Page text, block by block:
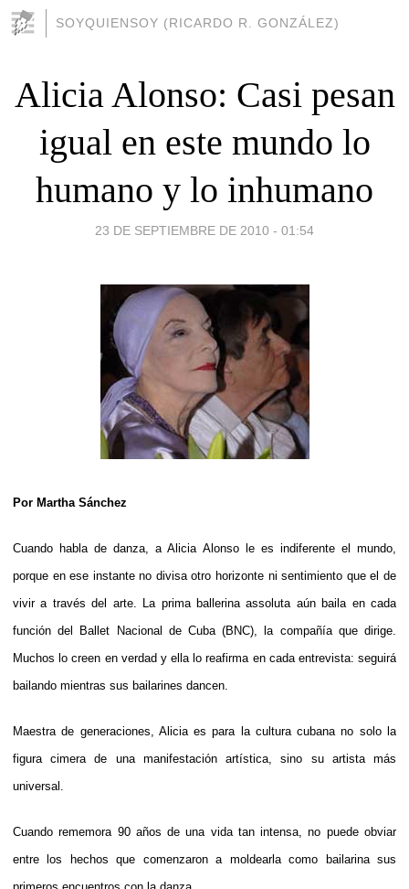
SOYQUIENSOY (RICARDO R. GONZÁLEZ)
Alicia Alonso: Casi pesan
igual en este mundo lo
humano y lo inhumano
23 DE SEPTIEMBRE DE 2010 - 01:54
Por Martha Sánchez
Cuando habla de danza, a Alicia Alonso le es indiferente el mundo,
porque en ese instante no divisa otro horizonte ni sentimiento que el de
vivir a través del arte. La prima ballerina assoluta aún baila en cada
función del Ballet Nacional de Cuba (BNC), la compañía que dirige.
Muchos lo creen en verdad y ella lo reafirma en cada entrevista: seguirá
bailando mientras sus bailarines dancen.
Maestra de generaciones, Alicia es para la cultura cubana no solo la
figura cimera de una manifestación artística, sino su artista más
universal.
Cuando rememora 90 años de una vida tan intensa, no puede obviar
entre los hechos que comenzaron a moldearla como bailarina sus